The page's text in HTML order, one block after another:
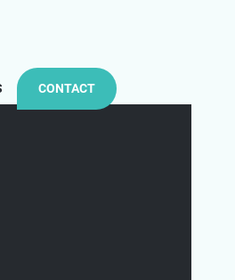
CONTACT